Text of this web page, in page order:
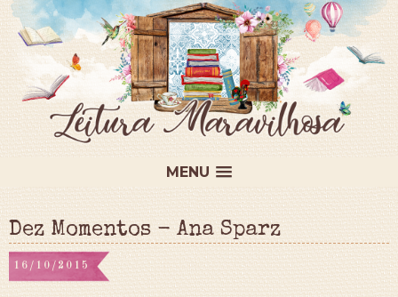
MENU
Dez Momentos - Ana Sparz
16/10/2015